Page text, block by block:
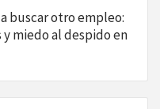
buscar otro empleo:
y miedo al despido en